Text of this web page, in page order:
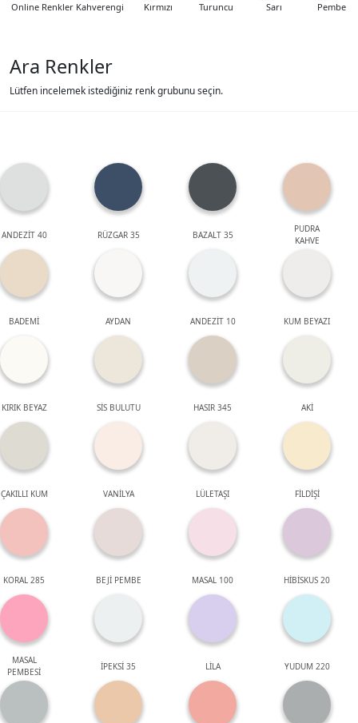
Online Renkler Kahverengi Kırmızı Turuncu Sarı Pembe
Ara Renkler
Lütfen incelemek istediğiniz renk grubunu seçin.
ANDEZİT 40 RÜZGAR 35 BAZALT 35
PUDRA
KAHVE
BADEMİ AYDAN ANDEZİT 10 KUM BEYAZI
KIRIK BEYAZ SİS BULUTU HASIR 345 AKİ
ÇAKILLI KUM VANİLYA LÜLETAŞI FİLDİŞİ
KORAL 285 BEJİ PEMBE MASAL 100 HİBİSKUS 20
MASAL
PEMBESİ
İPEKSİ 35 LİLA YUDUM 220